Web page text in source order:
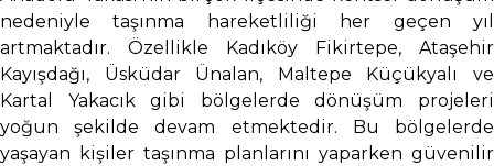
nedeniyle taşınma hareketliliği her geçen yıl
artmaktadır. Özellikle Kadıköy Fikirtepe, Ataşehir
Kayışdağı, Üsküdar Ünalan, Maltepe Küçükyalı ve
Kartal Yakacık gibi bölgelerde dönüşüm projeleri
yoğun şekilde devam etmektedir. Bu bölgelerde
yaşayan kişiler taşınma planlarını yaparken güvenilir